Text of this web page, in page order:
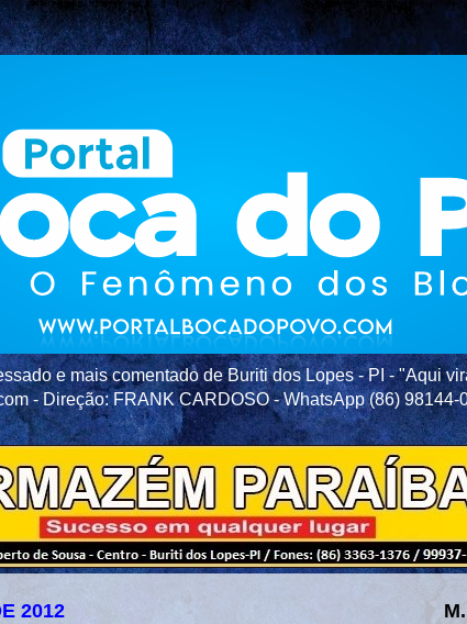
e mais comentado de Buriti dos Lopes - PI - "Aqui
- Direção: FRANK CARDOSO - WhatsApp (86) 98144-
2012